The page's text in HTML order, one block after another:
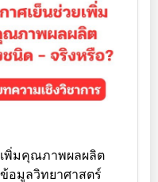
เพิ่มคุณภาพผลผลิต
อมูลวิทยาศาสตร์